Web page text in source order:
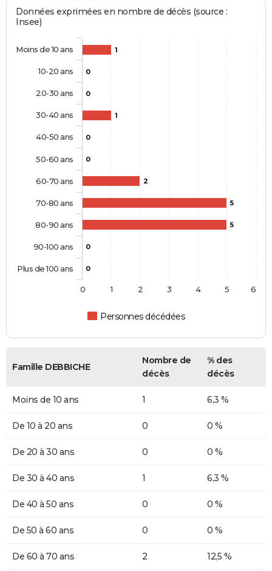
Données exprimées en nombre de décès (source :
Insee)
1
0
0
1
0
0
2
5
5
0
0
Personnes décédées
Moins de 10 ans
10-20 ans
20-30 ans
30-40 ans
40-50 ans
50-60 ans
60-70 ans
70-80 ans
80-90 ans
90-100 ans
Plus de 100 ans
0 1 2 3 4 5 6
Famille DEBBICHE
Nombre de
décès
% des
décès
Moins de 10 ans 1 6,3 %
De 10 à 20 ans 0 0 %
De 20 à 30 ans 0 0 %
De 30 à 40 ans 1 6,3 %
De 40 à 50 ans 0 0 %
De 50 à 60 ans 0 0 %
De 60 à 70 ans 2 12,5 %